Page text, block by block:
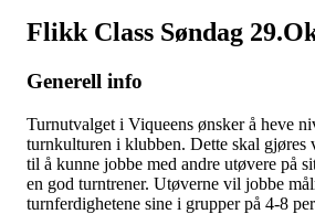
Flikk Class Søndag
Generell info
Turnutvalget i Viqueens ønsker å heve
turnkulturen i klubben. Dette skal gjøres
til å kunne jobbe med andre utøvere på
en god turntrener. Utøverne vil jobbe
turnferdighetene sine i grupper på 4-8